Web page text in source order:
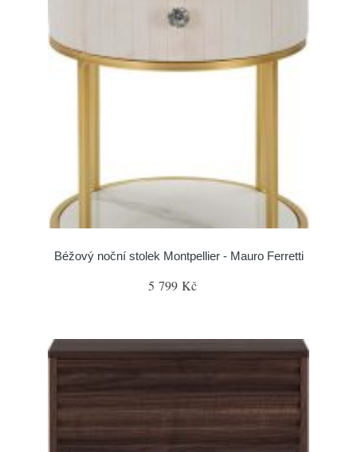
Béžový noční stolek Montpellier - Mauro Ferretti
5 799 Kč